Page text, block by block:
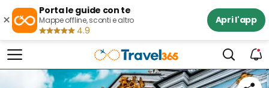
×
Porta le guide con te
Mappe offline, sconti e altro
4.9
Apri l'app